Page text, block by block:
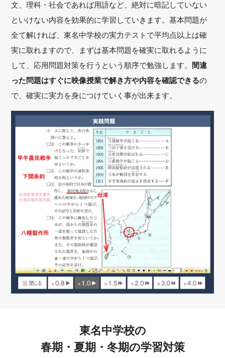
文、理科・社会であれば用語など、絶対に暗記していない
といけない内容を効果的に学習していきます。基本問題が
全て解ければ、東名中学校の実力テストで平均点以上は確
実に取れますので、まずは基本問題を確実に取れるように
して、応用問題対策を行うという順序で勉強します。 間違
った問題はすぐに映像授業で解き方や内容を確認できるの
で、確実に実力を身につけていく事が出来ます。
東名中学校の
春期・夏期・冬期の学習対策